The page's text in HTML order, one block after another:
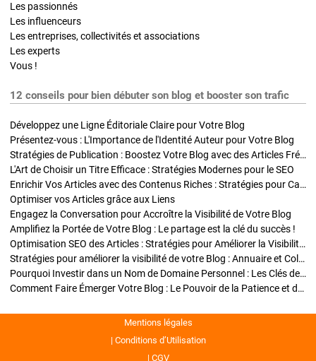
Les passionnés
Les influenceurs
Les entreprises, collectivités et associations
Les experts
Vous !
12 conseils pour bien débuter son blog et booster son trafic
Développez une Ligne Éditoriale Claire pour Votre Blog
Présentez-vous : L'Importance de l'Identité Auteur pour Votre Blog
Stratégies de Publication : Boostez Votre Blog avec des Articles Fréquents et Exclusifs
L'Art de Choisir un Titre Efficace : Stratégies Modernes pour le SEO
Enrichir Vos Articles avec des Contenus Riches : Stratégies pour Captiver et Optimiser
Optimiser vos Articles grâce aux Liens
Engagez la Conversation pour Accroître la Visibilité de Votre Blog
Amplifiez la Portée de Votre Blog : Le partage est la clé du succès !
Optimisation SEO des Articles : Stratégies pour Améliorer la Visibilité de Votre Blog
Stratégies pour améliorer la visibilité de votre Blog : Annuaire et Collaborations
Pourquoi Investir dans un Nom de Domaine Personnel : Les Clés de la Réussite de Votre Blog
Comment Faire Émerger Votre Blog : Le Pouvoir de la Patience et de la Persévérance
Mentions légales
Conditions d’Utilisation
CGV